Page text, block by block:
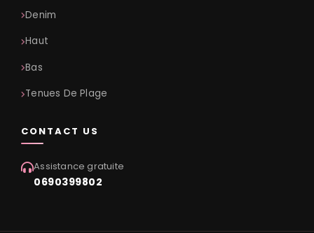
Denim
Haut
Bas
Tenues De Plage
CONTACT US
Assistance gratuite
0690399802